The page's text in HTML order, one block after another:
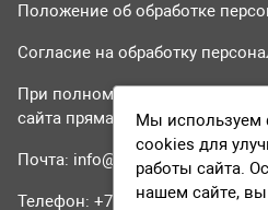
Положение об обработке
Согласие на обработку
При полном или частичном
сайта прямая гиперссылка на
Почта: info@tvr24.tv
Телефон: +7 (496) 551-04-95
Мы используем
cookies для
работы сайта.
нашем сайте, вы